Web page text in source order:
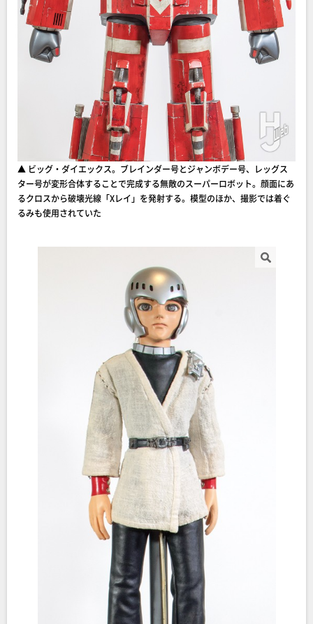
▲ ビッグ・ダイエックス。ブレインダー号とジャンボデー号、レッグス
ター号が変形合体することで完成する無敵のスーパーロボット。顔面にあ
るクロスから破壊光線「Xレイ」を発射する。模型のほか、撮影では着ぐ
るみも使用されていた